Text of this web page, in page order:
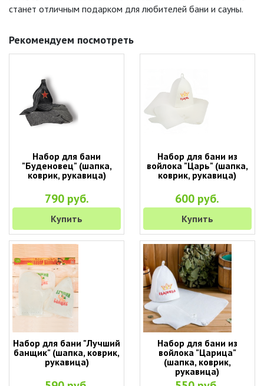
станет отличным подарком для любителей бани и сауны.
Рекомендуем посмотреть
Набор для бани
"Буденовец" (шапка,
коврик, рукавица)
790 руб.
Купить
Набор для бани из
войлока "Царь" (шапка,
коврик, рукавица)
600 руб.
Купить
Набор для бани "Лучший
банщик" (шапка, коврик,
рукавица)
Набор для бани из
войлока "Царица"
(шапка, коврик,
рукавица)